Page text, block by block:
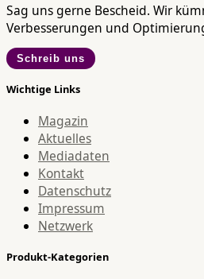
Sag uns gerne Bescheid. Wir
Verbesserungen und
Schreib uns
Wichtige Links
Magazin
Aktuelles
Mediadaten
Kontakt
Datenschutz
Impressum
Netzwerk
Produkt-Kategorien